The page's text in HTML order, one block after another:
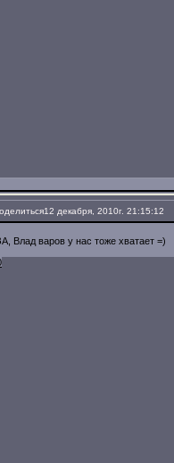
12 декабря, 2010г. 21:15:12
Влад варов у нас тоже хватает =)